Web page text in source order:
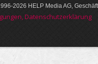
2026 HELP Media AG,
Daten­schutz­er­klärung